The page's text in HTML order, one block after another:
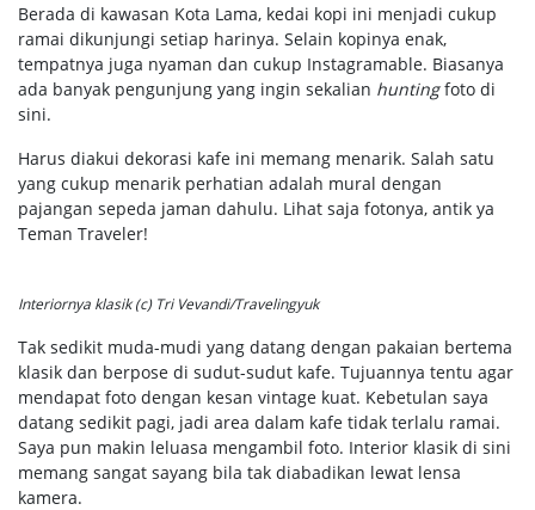
Berada di kawasan Kota Lama, kedai kopi ini menjadi cukup
ramai dikunjungi setiap harinya. Selain kopinya enak,
tempatnya juga nyaman dan cukup Instagramable. Biasanya
ada banyak pengunjung yang ingin sekalian huntingfoto di
sini.
Harus diakui dekorasi kafe ini memang menarik. Salah satu
yang cukup menarik perhatian adalah mural dengan
pajangan sepeda jaman dahulu. Lihat saja fotonya, antik ya
Teman Traveler!
Interiornya klasik (c) Tri Vevandi/Travelingyuk
Tak sedikit muda-mudi yang datang dengan pakaian bertema
klasik dan berpose di sudut-sudut kafe. Tujuannya tentu agar
mendapat foto dengan kesan vintage kuat. Kebetulan saya
datang sedikit pagi, jadi area dalam kafe tidak terlalu ramai.
Saya pun makin leluasa mengambil foto. Interior klasik di sini
memang sangat sayang bila tak diabadikan lewat lensa
kamera.